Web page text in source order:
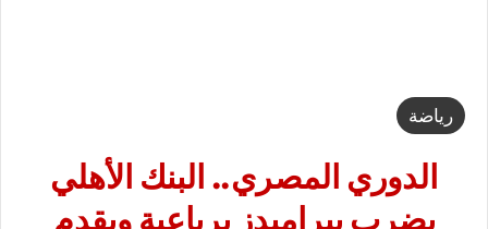
رياضة
الدوري المصري.. البنك الأهلي
يضرب بيراميدز برباعية ويقدم